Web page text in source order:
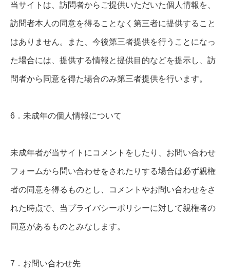
当サイトは、訪問者からご提供いただいた個人情報を、
訪問者本人の同意を得ることなく第三者に提供すること
はありません。また、今後第三者提供を行うことになっ
た場合には、提供する情報と提供目的などを提示し、訪
問者から同意を得た場合のみ第三者提供を行います。
6．未成年の個人情報について
未成年者が当サイトにコメントをしたり、お問い合わせ
フォームから問い合わせをされたりする場合は必ず親権
者の同意を得るものとし、コメントやお問い合わせをさ
れた時点で、当プライバシーポリシーに対して親権者の
同意があるものとみなします。
7．お問い合わせ先